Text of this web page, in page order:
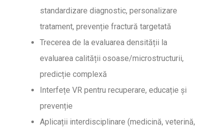
standardizare diagnostic, personalizare
tratament, prevenție fractură targetată
Trecerea de la evaluarea densității la
evaluarea calității osoase/microstructurii,
predicție complexă
Interfețe VR pentru recuperare, educație și
prevenție
Aplicații interdisciplinare (medicină, veterină,